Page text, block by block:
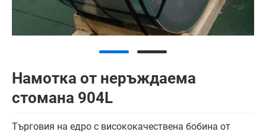
Намотка от неръждаема
стомана 904L
Търговия на едро с висококачествена бобина от